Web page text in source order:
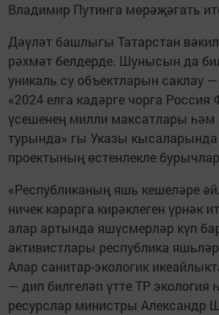
Владимир Путинга мөрәҗәгать
Дәүләт башлыгы Татарстан
рәхмәт белдерде. Шунысын да
уникаль су объектларын саклау
«2024 елга кадәрге чорга Россия
үсешенең милли максатлары һәм
турында» гы Указы кысаларында
проектының өстенлекле
«Республиканың яшь кешеләре
ничек карарга кирәклеген үрнәк
алар артында яшүсмерләр күп
активистлары республика
Алар санитар-экологик
— дип билгеләп үтте ТР экология
ресурслар министры Александр